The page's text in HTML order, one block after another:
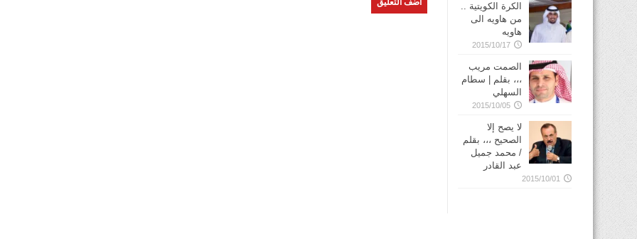
الكرة الكويتية ..
من هاويه الى
هاويه
2015/10/17
الصمت مريب
،،، بقلم | سطام
السهلي
2015/10/05
لا يصح إلا
الصحيح ،،، بقلم
/ محمد جميل
عبد القادر
2015/10/01